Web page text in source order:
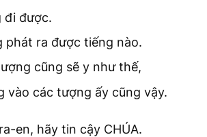
đi được.
phát ra được tiếng nào.
cũng sẽ y như thế,
vào các tượng ấy cũng vậy.
en, hãy tin cậy CHÚA.